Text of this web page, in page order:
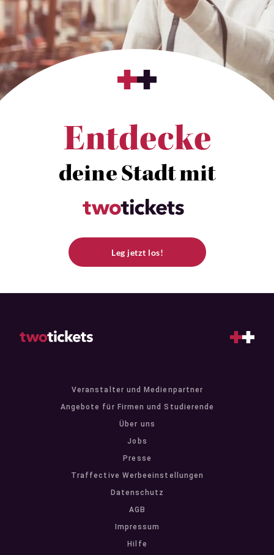
Entdecke
deine Stadt mit
Leg jetzt los!
Veranstalter und Medienpartner
Angebote für Firmen und Studierende
Über uns
Jobs
Presse
Traffective Werbeeinstellungen
Datenschutz
AGB
Impressum
Hilfe